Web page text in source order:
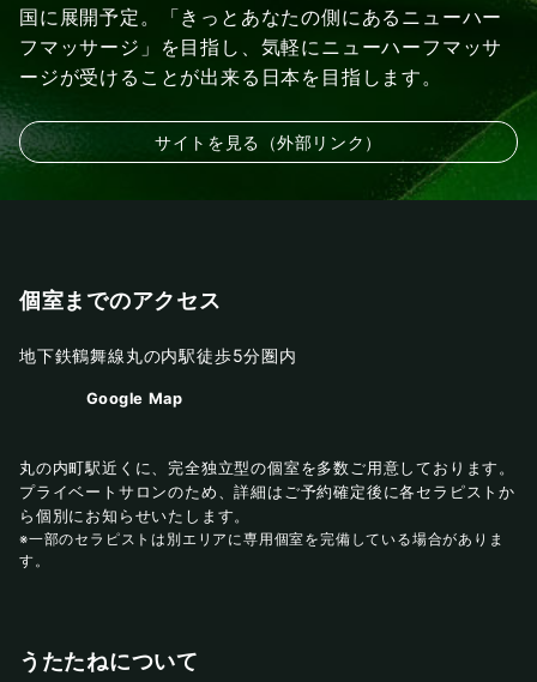
国に展開予定。「きっとあなたの側にあるニューハー
フマッサージ」を目指し、気軽にニューハーフマッサ
ージが受けることが出来る日本を目指します。
サイトを見る（外部リンク）
個室までのアクセス
地下鉄鶴舞線丸の内駅徒歩5分圏内
Google Map
丸の内町駅近くに、完全独立型の個室を多数ご用意しております。
プライベートサロンのため、詳細はご予約確定後に各セラピストか
ら個別にお知らせいたします。
※一部のセラピストは別エリアに専用個室を完備している場合がありま
す。
うたたねについて